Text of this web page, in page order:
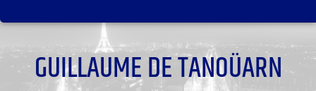
GUILLAUME DE TANOÜARN